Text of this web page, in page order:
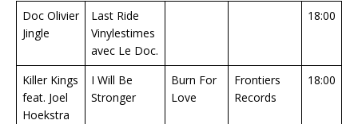
Doc Olivier
Jingle
Last Ride
Vinylestimes
avec Le Doc.
18:00
Killer Kings
feat. Joel
Hoekstra
I Will Be
Stronger
Burn For
Love
Frontiers
Records
18:00